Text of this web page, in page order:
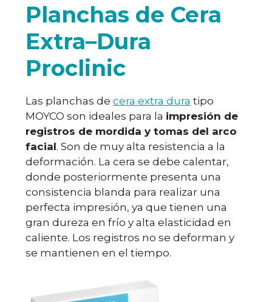
Planchas de Cera
Extra–Dura
Proclinic
Las planchas de cera extra dura tipo
MOYCO son ideales para la impresión de
registros de mordida y tomas del arco
facial. Son de muy alta resistencia a la
deformación. La cera se debe calentar,
donde posteriormente presenta una
consistencia blanda para realizar una
perfecta impresión, ya que tienen una
gran dureza en frío y alta elasticidad en
caliente. Los registros no se deforman y
se mantienen en el tiempo.